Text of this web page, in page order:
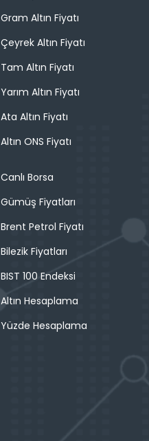
Gram Altın Fiyatı
Çeyrek Altın Fiyatı
Tam Altın Fiyatı
Yarım Altın Fiyatı
Ata Altın Fiyatı
Altın ONS Fiyatı
Canlı Borsa
Gümüş Fiyatları
Brent Petrol Fiyatı
Bilezik Fiyatları
BIST 100 Endeksi
Altın Hesaplama
Yüzde Hesaplama